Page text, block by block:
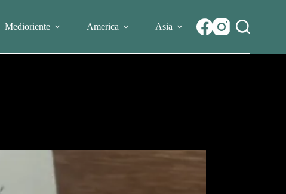
Medioriente America Asia